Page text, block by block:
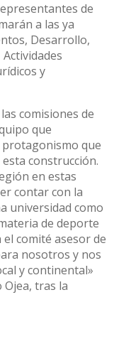
de
a las ya
Desarrollo,
y
comisiones de
que
protagonismo que
construcción.
en estas
contar con la
universidad como
de deporte
comité asesor de
nosotros y nos
y continental»
tras la